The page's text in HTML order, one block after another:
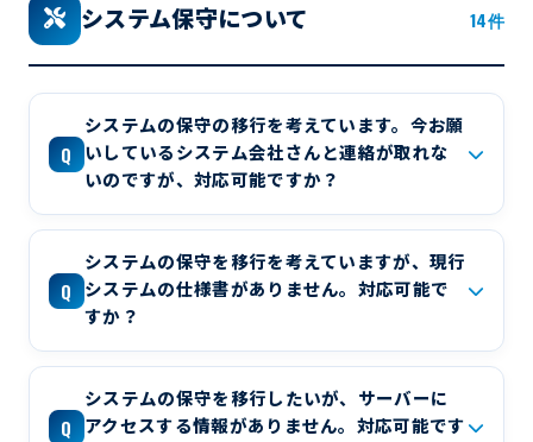
システム保守について 14件
Q
システムの保守の移行を考えています。今お願
いしているシステム会社さんと連絡が取れな
いのですが、対応可能ですか？
Q
システムの保守を移行を考えていますが、現行
システムの仕様書がありません。対応可能で
すか？
Q
システムの保守を移行したいが、サーバーに
アクセスする情報がありません。対応可能です